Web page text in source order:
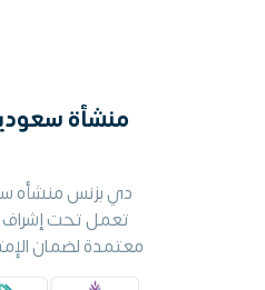
منشأة
دي بزنس منشأه
تعمل تحت
معتمدة لضمان